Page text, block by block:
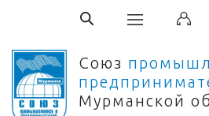
Союз
Мурманской